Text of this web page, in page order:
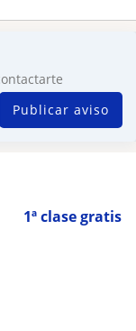
Publicar aviso
1ª clase gratis